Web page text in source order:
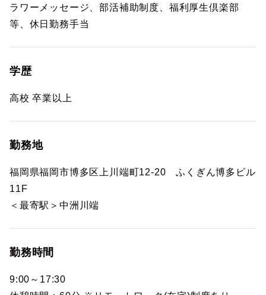
ラワーメッセージ、部活補助制度、福利厚生倶楽部
等、休日勤務手当
学歴
高校 卒業以上
勤務地
福岡県福岡市博多区上川端町12-20 ふくぎん博多ビル
11F
＜最寄駅＞中洲川端
勤務時間
9:00～17:30